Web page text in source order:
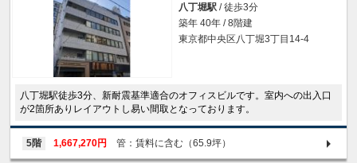
八丁堀駅 / 徒歩3分
築年 40年 / 8階建
東京都中央区八丁堀3丁目14-4
八丁堀駅徒歩3分、新耐震基準適合のオフィスビルです。室内への出入口
が2箇所ありレイアウトし易い間取となっております。
5階 1,667,270円 管：賃料に含む（65.9坪）